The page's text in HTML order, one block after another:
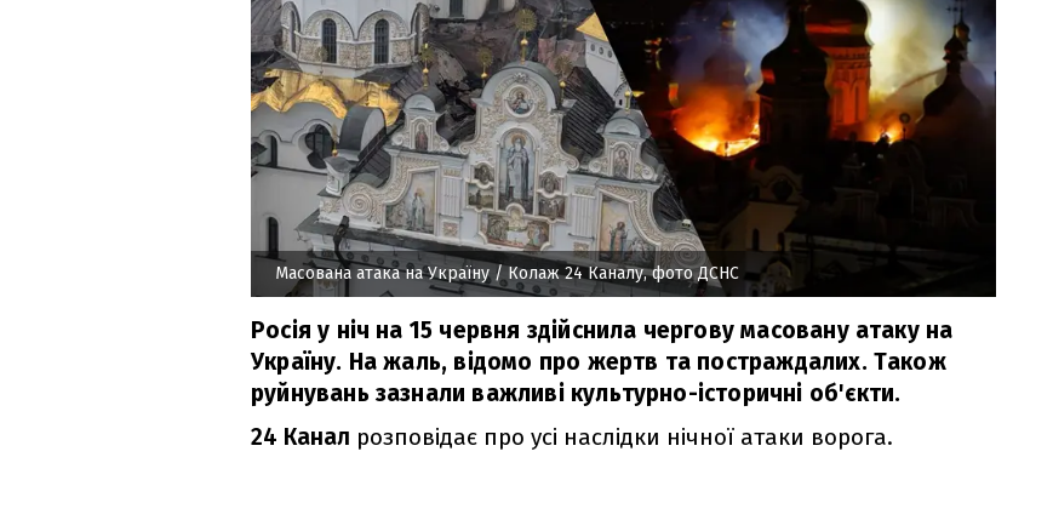
Масована атака на Україну/ Колаж 24 Каналу, фото ДСНС
Росія у ніч на 15 червня здійснила чергову масовану атаку на
Україну. На жаль, відомо про жертв та постраждалих. Також
руйнувань зазнали важливі культурно-історичні об'єкти.
24 Канал розповідає про усі наслідки нічної атаки ворога.